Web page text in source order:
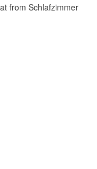
from Schlafzimmer